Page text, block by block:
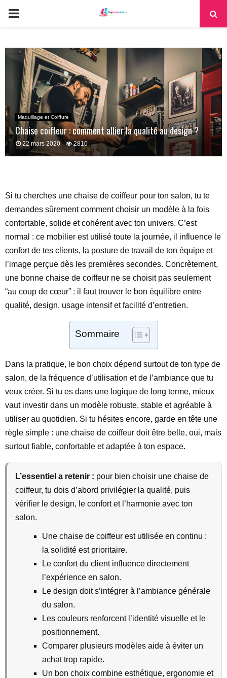
PRIMARY
Maquillage et Coiffure
Chaise coiffeur : comment allier la qualité au design ?
22 mars 2020 2810
Si tu cherches une chaise de coiffeur pour ton salon, tu te
demandes sûrement comment choisir un modèle à la fois
confortable, solide et cohérent avec ton univers. C’est
normal : ce mobilier est utilisé toute la journée, il influence le
confort de tes clients, la posture de travail de ton équipe et
l’image perçue dès les premières secondes. Concrètement,
une bonne chaise de coiffeur ne se choisit pas seulement
“au coup de cœur” : il faut trouver le bon équilibre entre
qualité, design, usage intensif et facilité d’entretien.
Sommaire
Dans la pratique, le bon choix dépend surtout de ton type de
salon, de la fréquence d’utilisation et de l’ambiance que tu
veux créer. Si tu es dans une logique de long terme, mieux
vaut investir dans un modèle robuste, stable et agréable à
utiliser au quotidien. Si tu hésites encore, garde en tête une
règle simple : une chaise de coiffeur doit être belle, oui, mais
surtout fiable, confortable et adaptée à ton espace.
L’essentiel a retenir : pour bien choisir une chaise de
coiffeur, tu dois d’abord privilégier la qualité, puis
vérifier le design, le confort et l’harmonie avec ton
salon.
Une chaise de coiffeur est utilisée en continu :
la solidité est prioritaire.
Le confort du client influence directement
l’expérience en salon.
Le design doit s’intégrer à l’ambiance générale
du salon.
Les couleurs renforcent l’identité visuelle et le
positionnement.
Comparer plusieurs modèles aide à éviter un
achat trop rapide.
Un bon choix combine esthétique, ergonomie et